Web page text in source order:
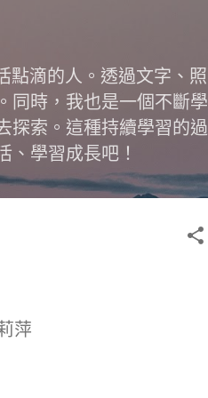
點滴的人。透過文字、
同時，我也是一個不斷
探索。這種持續學習的
學習成長吧！
萍